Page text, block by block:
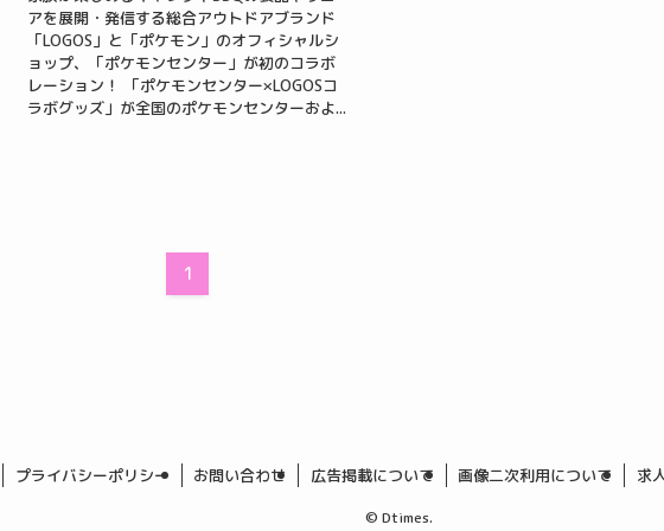
アを展開・発信する総合アウトドアブランド
「LOGOS」と「ポケモン」のオフィシャルシ
ョップ、「ポケモンセンター」が初のコラボ
レーション！ 「ポケモンセンター×LOGOSコ
ラボグッズ」が全国のポケモンセンターおよ...
1
プライバシーポリシー お問い合わせ 広告掲載について 画像二次利用について 求
© Dtimes.